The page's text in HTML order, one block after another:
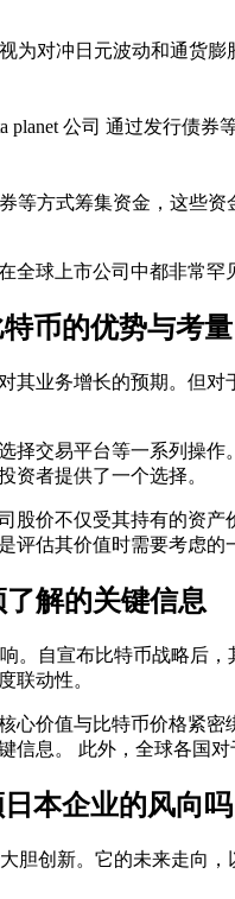
为对冲日元波动和通货膨
planet 公司 通过发行债券
等方式筹集资金，这些
球上市公司中都非常罕
币的优势与考量
其业务增长的预期。但对
择交易平台等一系列操
资者提供了一个选择。
股价不仅受其持有的资
评估其价值时需要考虑的
解的关键信息
。自宣布比特币战略后
联动性。
心价值与比特币价格紧
息。 此外，全球各国
本企业的风向吗
胆创新。它的未来走向